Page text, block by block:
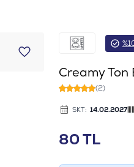
Creamy Ton
(2)
SKT: 14.02.2027
80TL